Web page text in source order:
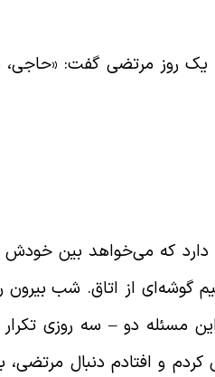
روز مرتضی گفت: «حاجی،
که می‌خواهد بین
گوشه‌ای از اتاق. شب
مسئله دو–سه روزی
و افتادم دنبال مرتضی،